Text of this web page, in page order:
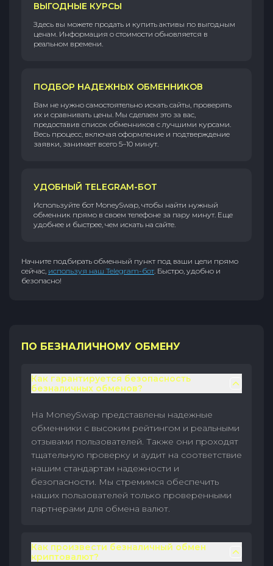
ВЫГОДНЫЕ КУРСЫ
Здесь вы можете продать и купить активы по выгодным
ценам. Информация о стоимости обновляется в
реальном времени.
ПОДБОР НАДЕЖНЫХ ОБМЕННИКОВ
Вам не нужно самостоятельно искать сайты, проверять
их и сравнивать цены. Мы сделаем это за вас,
предоставив список обменников с лучшими курсами.
Весь процесс, включая оформление и подтверждение
заявки, занимает всего 5–10 минут.
УДОБНЫЙ TELEGRAM-БОТ
Используйте бот MoneySwap, чтобы найти нужный
обменник прямо в своем телефоне за пару минут. Еще
удобнее и быстрее, чем искать на сайте.
Начните подбирать обменный пункт под ваши цели прямо
сейчас, используя наш Telegram-бот. Быстро, удобно и
безопасно!
ПО БЕЗНАЛИЧНОМУ ОБМЕНУ
Как гарантируется безопасность
безналичных обменов?
На MoneySwap представлены надежные
обменники с высоким рейтингом и реальными
отзывами пользователей. Также они проходят
тщательную проверку и аудит на соответствие
нашим стандартам надежности и
безопасности. Мы стремимся обеспечить
наших пользователей только проверенными
партнерами для обмена валют.
Как произвести безналичный обмен
криптовалют?